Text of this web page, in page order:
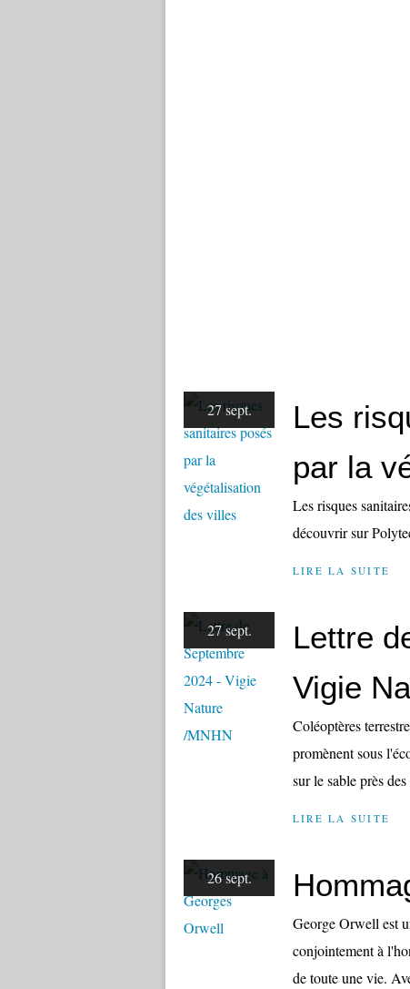
27 sept.
Les
par la
Les risques
découvrir sur
LIRE LA SUITE
27 sept.
Lettre
Vigie
Coléoptères
promènent sous
sur le sable près
LIRE LA SUITE
26 sept.
George Orwell est
conjointement à
de toute une vie.